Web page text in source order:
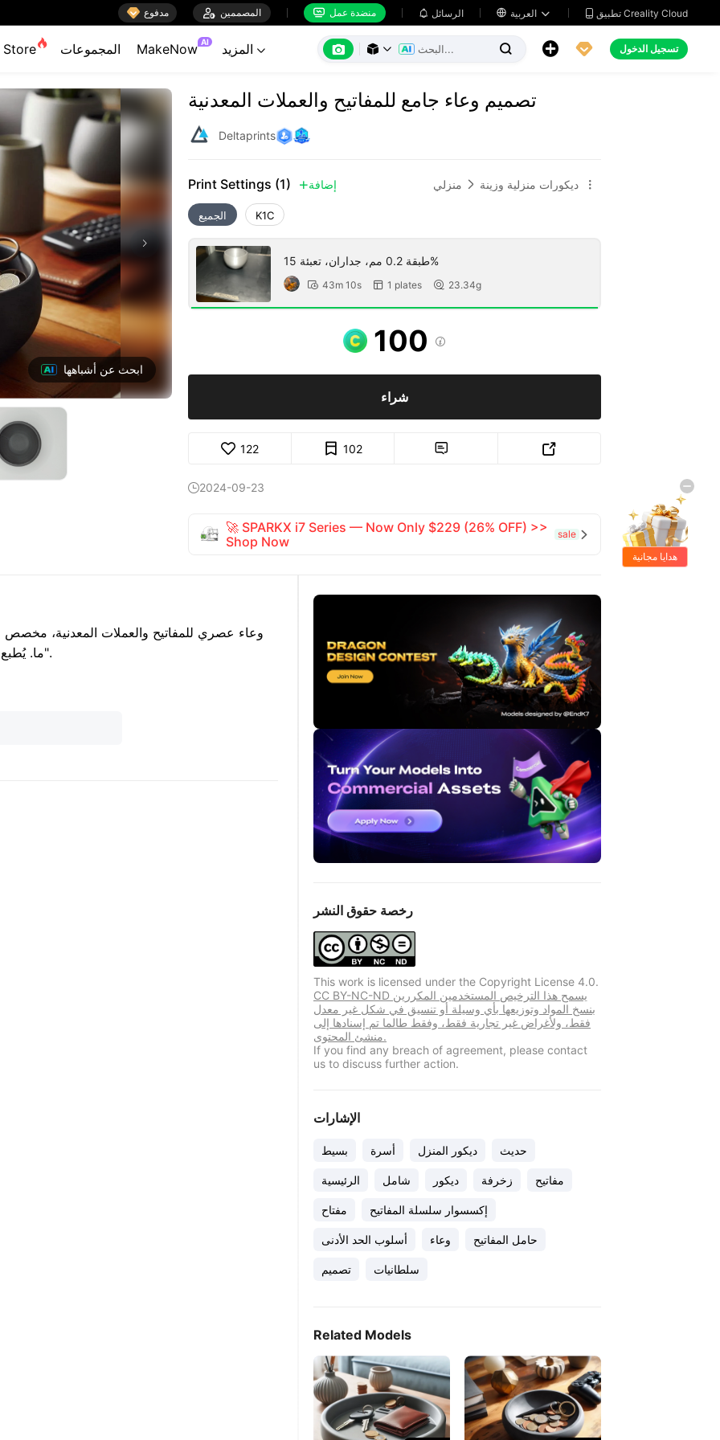
 مدفوع  المصممين  منضدة عمل  الرسائل    تطبيق Creality Cloud
Store المجموعات MakeNow AI
       تسجيل الدخول
ابحث عن أشباهها
تصميم وعاء جامع للمفاتيح والعملات المعدنية
Deltaprints
Print Settings (1)  إضافة منزلي  ديكورات منزلية وزينة 
الجميع K1C
طبقة 0.2 مم، جداران، تعبئة 15%
 43m 10s  1 plates  23.34g
100 
شراء
122 102  
2024-09-23
🚀 SPARKX i7 Series — Now Only $229 (26% OFF) >>
Shop Now
sale 
وعاء عصري للمفاتيح والعملات المعدنية، مخصص
ما.يُطبع بسطح أملس أو باستخدام خيار "الجلد الضبابي".
رخصة حقوق النشر
This work is licensed under the Copyright License 4.0.
CC BY-NC-ND يسمح هذا الترخيص المستخدمين المكررين
بنسخ المواد وتوزيعها بأي وسيلة أو تنسيق في شكل غير معدل
فقط، ولأغراض غير تجارية فقط، وفقط طالما تم إسنادها إلى
منشئ المحتوى.
If you find any breach of agreement, please contact
us to discuss further action.
الإشارات
بسيط أسرة ديكور المنزل حديث
الرئيسية شامل ديكور زخرفة مفاتيح
مفتاح إكسسوار سلسلة المفاتيح
أسلوب الحد الأدنى وعاء حامل المفاتيح
تصميم سلطانيات
Related Models
هدايا مجانية